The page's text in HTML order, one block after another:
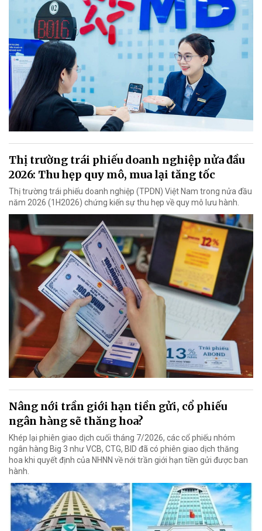
Thị trường trái phiếu doanh nghiệp nửa đầu
2026: Thu hẹp quy mô, mua lại tăng tốc
Thị trường trái phiếu doanh nghiệp (TPDN) Việt Nam trong nửa đầu
năm 2026 (1H2026) chứng kiến sự thu hẹp về quy mô lưu hành.
Nâng nới trần giới hạn tiền gửi, cổ phiếu
ngân hàng sẽ thăng hoa?
Khép lại phiên giao dịch cuối tháng 7/2026, các cổ phiếu nhóm
ngân hàng Big 3 như VCB, CTG, BID đã có phiên giao dịch thăng
hoa khi quyết định của NHNN về nới trần giới hạn tiền gửi được ban
hành.